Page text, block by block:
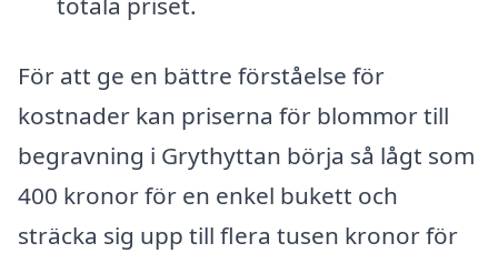
För att ge en bättre förståelse för
kostnader kan priserna för blommor till
begravning i Grythyttan börja så lågt som
400 kronor för en enkel bukett och
sträcka sig upp till flera tusen kronor för